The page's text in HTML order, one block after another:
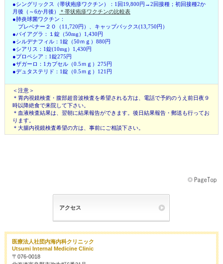
●シングリックス（帯状疱疹ワクチン）：1回19,800円→2回接種；初回接種2か
月後（～6か月後）
＊帯状疱疹ワクチンの比較表
●肺炎球菌ワクチン：
プレベナー２０（11,720円）、キャップバックス(13,750円）
●バイアグラ：１錠（50mg）1,430円
●シルデナフィル：1錠（50ｍｇ）880円
●シアリス：1錠(10mg）1,430円
●プロペシア：1錠275円
●ザガーロ：1カプセル（0.5ｍｇ）275円
●デュタステリド：1錠（0.5ｍｇ）121円
＜注意＞
＊胃内視鏡検査・腹部超音波検査を希望される方は、電話で予約のうえ前日夜９
時以降絶食で来院して下さい。
＊血液検査結果は、翌朝に結果報告ができます。後日結果報告・郵送も行ってお
ります。
＊大腸内視鏡検査希望の方は、事前にご相談下さい。
アクセス
医療法人社団内海内科クリニック
Utsumi Internal Medicine Clinic
〒076-0018